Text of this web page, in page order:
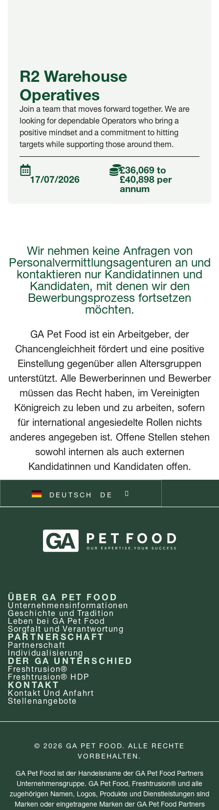
R2 Warehouse
Operatives
Join a team that moves forward together. We are
looking for dependable Operators who bring a
positive mindset and a commitment to hitting
targets while supporting those around them.
17/07/2026
£36,069 to
£40,898 per
annum
Wir nehmen keine Anfragen von
Personalvermittlungsagenturen an und
kontaktieren nur Kandidatinnen und
Kandidaten, mit denen wir den
Bewerbungsprozess fortsetzen
möchten.
GA Pet Food ist ein Arbeitgeber, der
Chancengleichheit fördert und eine positive
Einstellung gegenüber allen Altersgruppen
unterstützt. Alle Bewerberinnen und Bewerber
müssen das Recht haben, im Vereinigten
Königreich zu leben und zu arbeiten, sofern
für international angesiedelte Rollen nichts
anderes angegeben ist. Offene Stellen stehen
sowohl internen als auch externen
Kandidatinnen und Kandidaten offen.
DEUTSCH DE
ENGLISH EN
FRANÇAIS FR
NEDERLANDS NL
ITALIANO IT
POLSKI PL
ČEŠTINA CZ
ESPAÑOL ES
SVENSKA SV
ÜBER GA PET FOOD
Unternehmens­informationen
Geschichte und Tradition
Leben bei GA Pet Food
Sorgfalt und Verantwortung
PARTNERSCHAFT
Partnerschaft
Individualisierung
DER GA UNTERSCHIED
Freshtrusion®
Freshtrusion® HDP
KONTAKT
Kontakt Und Anfahrt
Stellenangebote
© 2026 GA PET FOOD. ALLE RECHTE
VORBEHALTEN.
GA Pet Food ist der Handelsname der GA Pet Food Partners
Unternehmensgruppe. GA Pet Food, Freshtrusion® und alle
zugehörigen Namen, Logos, Produkte und Dienstleistungen sind
Marken oder eingetragene Marken der GA Pet Food Partners